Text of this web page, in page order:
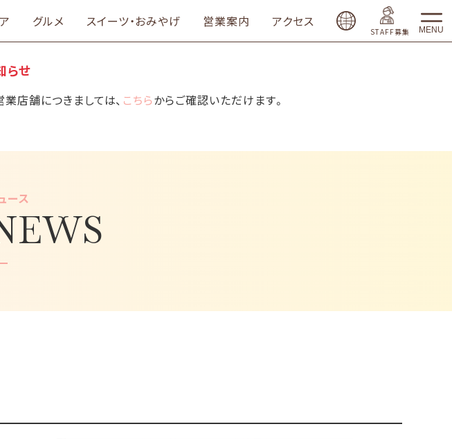
グルメ スイーツ・おみやげ 営業案内 アクセス
STAFF募集 MENU
らせ
店舗につきましては、 こちらからご確認いただけます。
ース